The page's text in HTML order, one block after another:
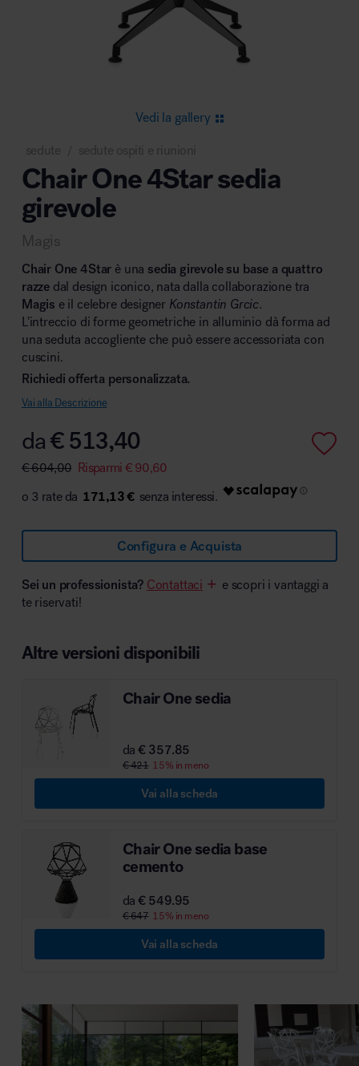
Area riunione e convegni
Area lounge e attesa
Area outdoor
Area hospitality
MillerKnoll
Vedi la gallery
sedute sedute ospiti e riunioni
Chair One 4Star sedia
girevole
Magis
Chair One 4Star è una sedia girevole su base a quattro
razze dal design iconico, nata dalla collaborazione tra
Magis e il celebre designer Konstantin Grcic.
L’intreccio di forme geometriche in alluminio dà forma ad
una seduta accogliente che può essere accessoriata con
cuscini.
Richiedi offerta personalizzata.
Vai alla Descrizione
da€513,40
€604,00 Risparmi €90,60
171,13 €
Configura e Acquista
Sei un professionista? Contattaci
e scopri i vantaggi a
te riservati!
Altre versioni disponibili
Chair One sedia
da€ 357.85
€ 421 15% in meno
Vai alla scheda
Chair One sedia base
cemento
da€ 549.95
€ 647 15% in meno
Vai alla scheda